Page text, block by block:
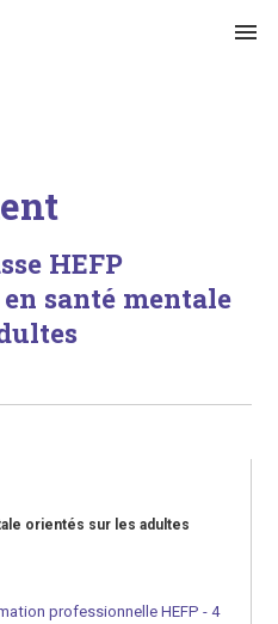
menu
HEFP
santé mentale
orientés sur les adultes
professionnelle HEFP - 4